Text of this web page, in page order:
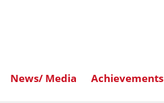
News/ Media Achievements